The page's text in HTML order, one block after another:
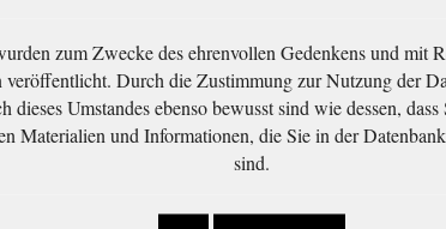
zum Zwecke des ehrenvollen Gedenkens und mit
veröffentlicht. Durch die Zustimmung zur Nutzung der
dieses Umstandes ebenso bewusst sind wie dessen,
Materialien und Informationen, die Sie in der
sind.